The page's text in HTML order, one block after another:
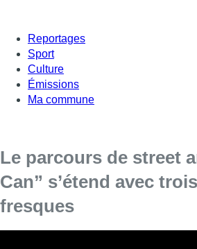
Reportages
Sport
Culture
Émissions
Ma commune
Le parcours de street
Can” s’étend avec
fresques